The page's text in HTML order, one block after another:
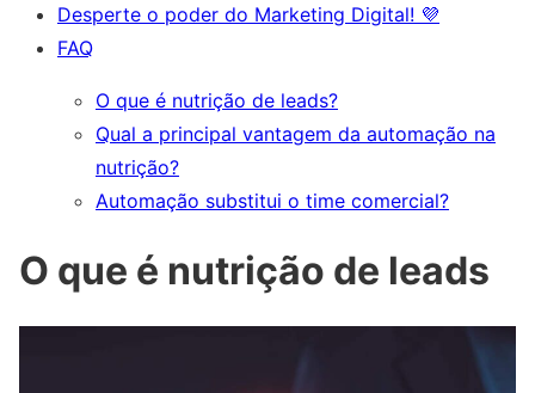
Desperte o poder do Marketing Digital! 💜
FAQ
O que é nutrição de leads?
Qual a principal vantagem da automação na
nutrição?
Automação substitui o time comercial?
O que é nutrição de leads